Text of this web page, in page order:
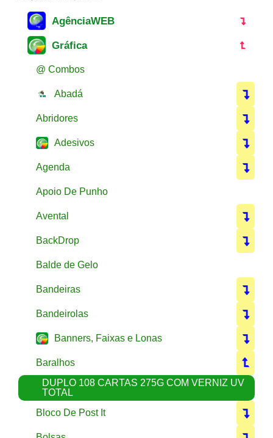
AgênciaWEB
Gráfica
@ Combos
Abadá
Abridores
Adesivos
Agenda
Apoio De Punho
Avental
BackDrop
Balde de Gelo
Bandeiras
Bandeirolas
Banners, Faixas e Lonas
Baralhos
DUPLO 108 CARTAS 275G COM VERNIZ UV
TOTAL
Bloco De Post It